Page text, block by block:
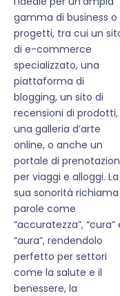
gamma di business o
progetti, tra cui un
di e-commerce
specializzato, una
piattaforma di
blogging, un sito di
recensioni di prodotti,
una galleria d’arte
online, o anche un
portale di
per viaggi e alloggi. La
sua sonorità richiama
parole come
“accuratezza”, “cura”
“aura”, rendendolo
perfetto per settori
come la salute e il
benessere, la